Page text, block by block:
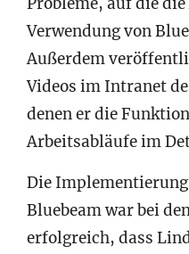
Verwendung von
Außerdem
Videos im Intranet
denen er die
Arbeitsabläufe im
Die
Bluebeam war bei
erfolgreich, dass